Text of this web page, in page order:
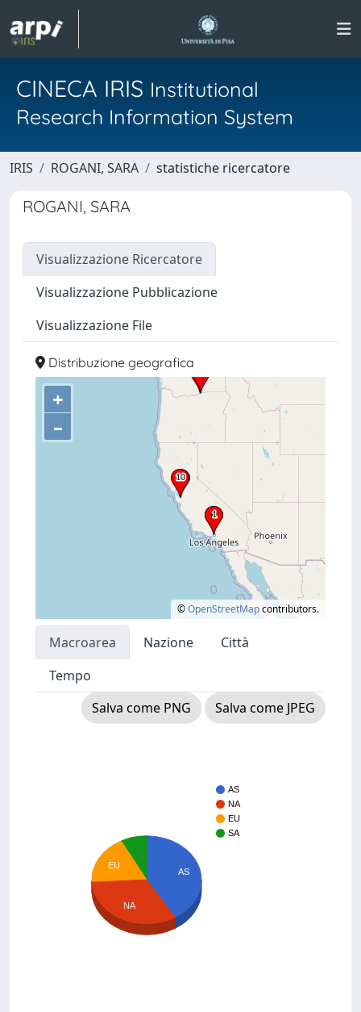
CINECA IRIS Institutional
Research Information System
IRIS ROGANI, SARA statistiche ricercatore
ROGANI, SARA
Visualizzazione Ricercatore
Visualizzazione Pubblicazione
Visualizzazione File
Distribuzione geografica
+
–
©OpenStreetMapcontributors.
Macroarea Nazione
Città
Tempo
Salva come PNG
Salva come JPEG
AS
NA
EU
SA
AS
EU
NA